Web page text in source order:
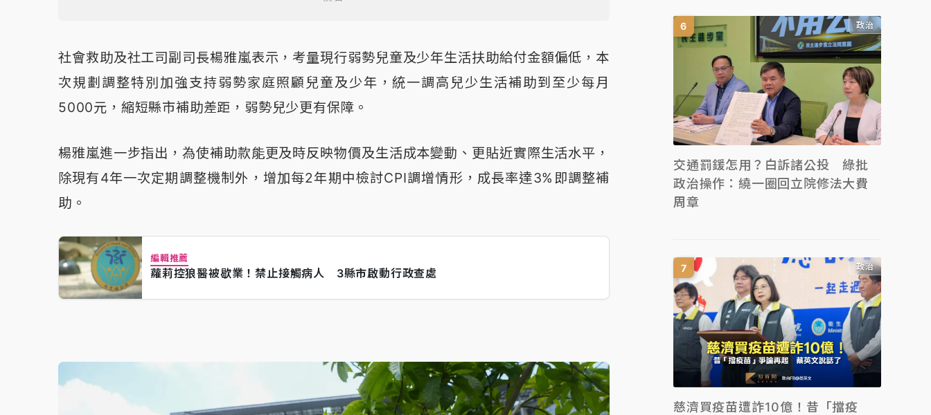
社會救助及社工司副司長楊雅嵐表示，考量現行弱勢兒童及少年生活扶助給付金額偏低，本
次規劃調整特別加強支持弱勢家庭照顧兒童及少年，統一調高兒少生活補助到至少每月
5000元，縮短縣市補助差距，弱勢兒少更有保障。
楊雅嵐進一步指出，為使補助款能更及時反映物價及生活成本變動、更貼近實際生活水平，
除現有4年一次定期調整機制外，增加每2年期中檢討CPI調增情形，成長率達3%即調整補
助。
編輯推薦
蘿莉控狼醫被歇業！禁止接觸病人 3縣市啟動行政查處
政治
交通罰鍰怎用？白訴諸公投 綠批
政治操作：繞一圈回立院修法大費
周章
政治
慈濟買疫苗遭詐10億！昔「擋疫